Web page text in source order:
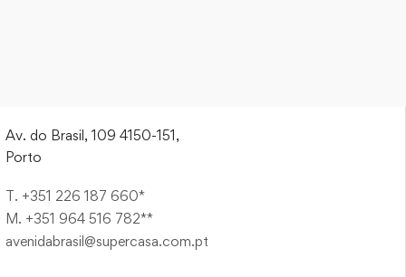
Av. do Brasil, 109 4150-151,
Porto
T. +351 226 187 660*
M. +351 964 516 782**
avenidabrasil@supercasa.com.pt